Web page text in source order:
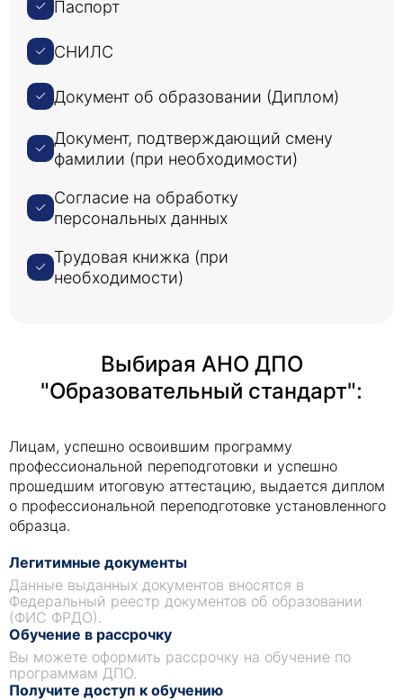
Паспорт
СНИЛС
Документ об образовании (Диплом)
Документ, подтверждающий смену
фамилии (при необходимости)
Согласие на обработку
персональных данных
Трудовая книжка (при
необходимости)
Выбирая АНО ДПО
"Образовательный стандарт":
Лицам, успешно освоившим программу
профессиональной переподготовки и успешно
прошедшим итоговую аттестацию, выдается диплом
о профессиональной переподготовке установленного
образца.
Легитимные документы
Данные выданных документов вносятся в
Федеральный реестр документов об образовании
(ФИС ФРДО).
Обучение в рассрочку
Вы можете оформить рассрочку на обучение по
программам ДПО.
Получите доступ к обучению